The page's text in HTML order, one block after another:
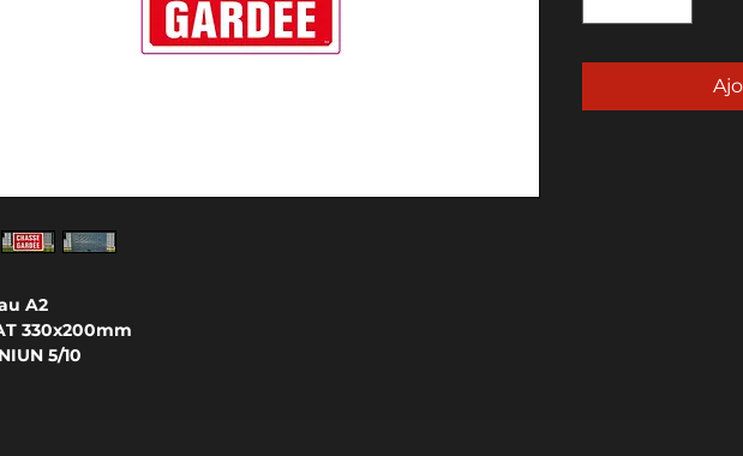
A2
330x200mm
5/10